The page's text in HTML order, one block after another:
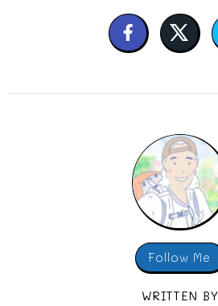
Follow Me
WRITTEN BY